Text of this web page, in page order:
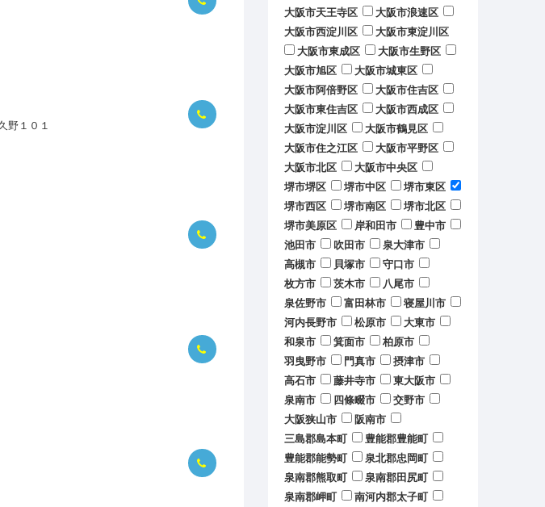
野１０１
大阪市天王寺区
大阪市浪速区
大阪市西淀川区
大阪市東淀川区
大阪市東成区
大阪市生野区
大阪市旭区
大阪市城東区
大阪市阿倍野区
大阪市住吉区
大阪市東住吉区
大阪市西成区
大阪市淀川区
大阪市鶴見区
大阪市住之江区
大阪市平野区
大阪市北区
大阪市中央区
堺市堺区
堺市中区
堺市東区
堺市西区
堺市南区
堺市北区
堺市美原区
岸和田市
豊中市
池田市
吹田市
泉大津市
高槻市
貝塚市
守口市
枚方市
茨木市
八尾市
泉佐野市
富田林市
寝屋川市
河内長野市
松原市
大東市
和泉市
箕面市
柏原市
羽曳野市
門真市
摂津市
高石市
藤井寺市
東大阪市
泉南市
四條畷市
交野市
大阪狭山市
阪南市
三島郡島本町
豊能郡豊能町
豊能郡能勢町
泉北郡忠岡町
泉南郡熊取町
泉南郡田尻町
泉南郡岬町
南河内郡太子町